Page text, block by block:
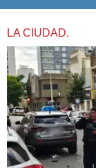
LA CIUDAD.